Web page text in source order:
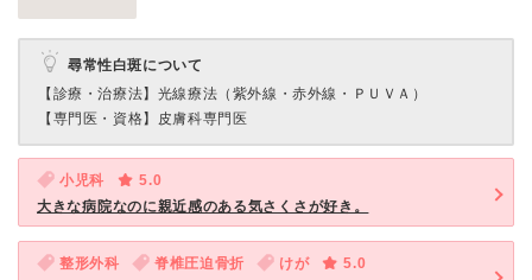
尋常性白斑について
【診療・治療法】 光線療法（紫外線・赤外線・ＰＵＶＡ）
【専門医・資格】 皮膚科専門医
小児科
5.0
大きな病院なのに親近感のある気さくさが好き。
整形外科 脊椎圧迫骨折 けが
5.0